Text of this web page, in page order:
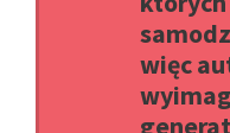
więc